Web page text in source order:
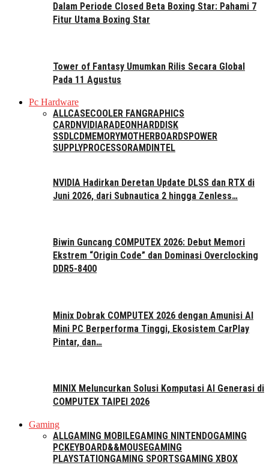
Dalam Periode Closed Beta Boxing Star: Pahami 7
Fitur Utama Boxing Star
Tower of Fantasy Umumkan Rilis Secara Global
Pada 11 Agustus
Pc Hardware
ALLCASECOOLER FAN GRAPHICS
CARDNVIDIARADEON HARDDISK
SSDLCDMEMORYMOTHERBOARDSPOWER
SUPPLYPROCESSORAMD INTEL
NVIDIA Hadirkan Deretan Update DLSS dan RTX di
Juni 2026, dari Subnautica 2 hingga Zenless…
Biwin Guncang COMPUTEX 2026: Debut Memori
Ekstrem “Origin Code” dan Dominasi Overclocking
DDR5-8400
Minix Dobrak COMPUTEX 2026 dengan Amunisi AI
Mini PC Berperforma Tinggi, Ekosistem CarPlay
Pintar, dan…
MINIX Meluncurkan Solusi Komputasi AI Generasi di
COMPUTEX TAIPEI 2026
Gaming
ALLGAMING MOBILEGAMING NINTENDOGAMING
PCKEYBOARD&&MOUSEGAMING
PLAYSTATIONGAMING SPORTSGAMING XBOX